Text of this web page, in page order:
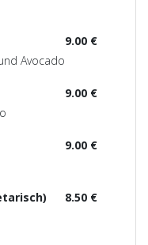
9.00 €
Avocado
9.00 €
9.00 €
8.50 €